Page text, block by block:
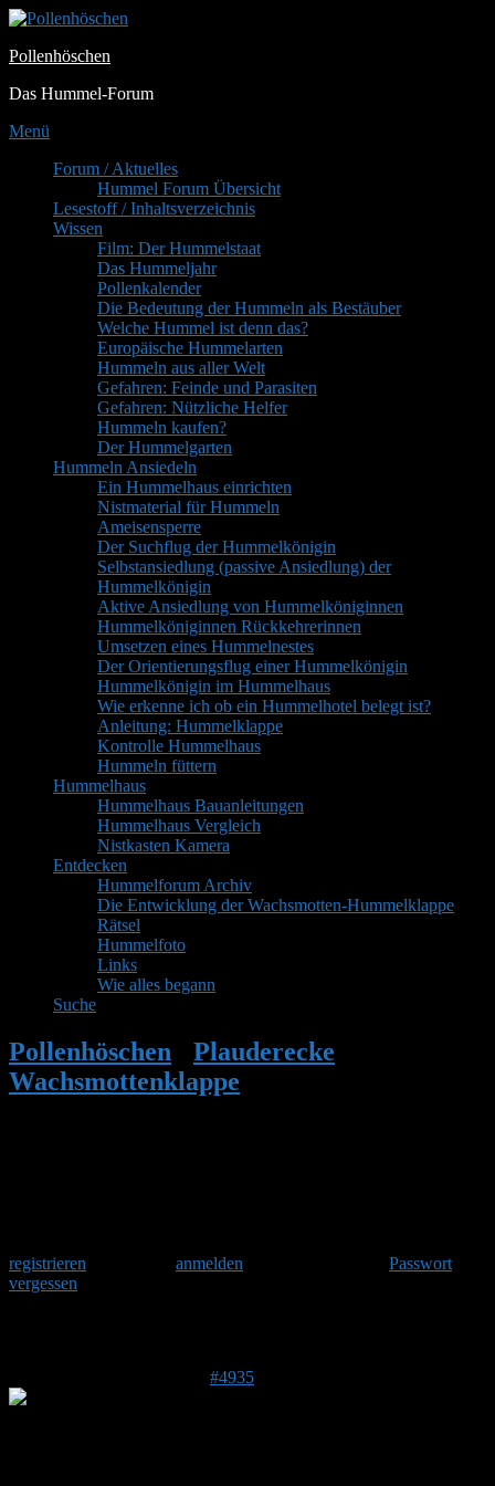
Zum
springen
Pollenhöschen
Das Hummel-Forum
Menü
PrimäresForum / Aktuelles
Hummel Forum Übersicht
Lesestoff / Inhaltsverzeichnis
Wissen
Film: Der Hummelstaat
Das Hummeljahr
Pollenkalender
Die Bedeutung der Hummeln als Bestäuber
Welche Hummel ist denn das?
Europäische Hummelarten
Hummeln aus aller Welt
Gefahren: Feinde und Parasiten
Gefahren: Nützliche Helfer
Hummeln kaufen?
Der Hummelgarten
Hummeln Ansiedeln
Ein Hummelhaus einrichten
Nistmaterial für Hummeln
Ameisensperre
Der Suchflug der Hummelkönigin
Selbstansiedlung (passive Ansiedlung) der
Hummelkönigin
Aktive Ansiedlung von Hummelköniginnen
Hummelköniginnen Rückkehrerinnen
Umsetzen eines Hummelnestes
Der Orientierungsflug einer Hummelkönigin
Hummelkönigin im Hummelhaus
Wie erkenne ich ob ein Hummelhotel belegt ist?
Anleitung: Hummelklappe
Kontrolle Hummelhaus
Hummeln füttern
Hummelhaus
Hummelhaus Bauanleitungen
Hummelhaus Vergleich
Nistkasten Kamera
Entdecken
Hummelforum Archiv
Die Entwicklung der Wachsmotten-Hummelklappe
Rätsel
Hummelfoto
Links
Wie alles begann
Suche
Pollenhöschen Plauderecke
Wachsmottenklappe
registrieren
anmelden
Passwort
vergessen
#4935